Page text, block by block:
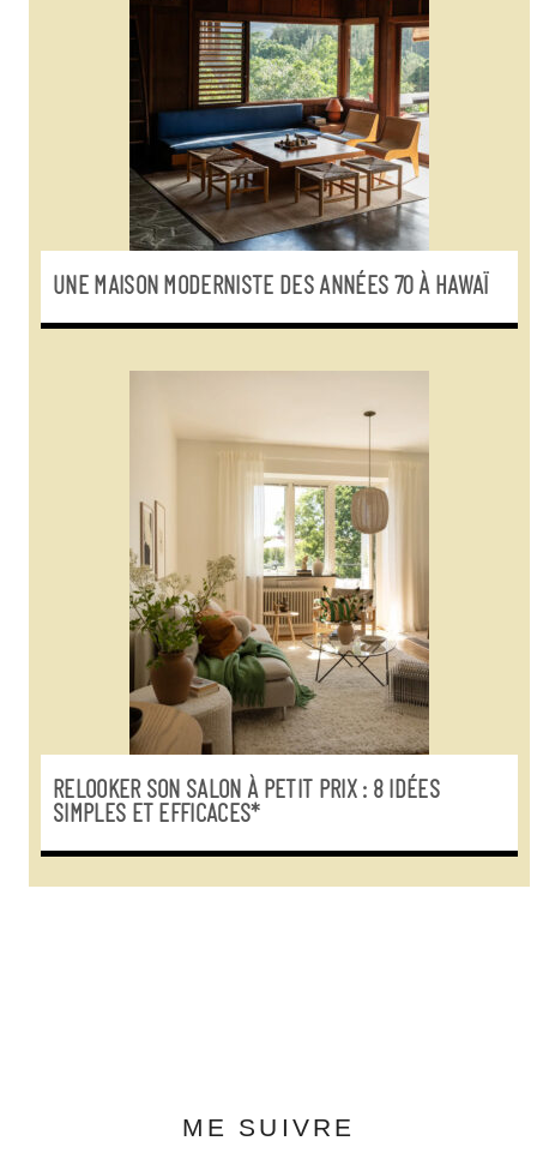
UNE MAISON MODERNISTE DES ANNÉES 70 À HAWAÏ
RELOOKER SON SALON À PETIT PRIX : 8 IDÉES
SIMPLES ET EFFICACES*
ME SUIVRE